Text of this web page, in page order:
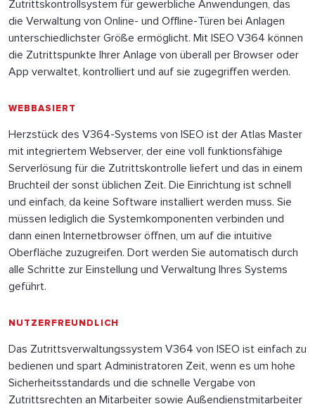
Zutrittskontrollsystem für gewerbliche Anwendungen, das
die Verwaltung von Online- und Offline-Türen bei Anlagen
unterschiedlichster Größe ermöglicht. Mit ISEO V364 können
die Zutrittspunkte Ihrer Anlage von überall per Browser oder
App verwaltet, kontrolliert und auf sie zugegriffen werden.
WEBBASIERT
Herzstück des V364-Systems von ISEO ist der Atlas Master
mit integriertem Webserver, der eine voll funktionsfähige
Serverlösung für die Zutrittskontrolle liefert und das in einem
Bruchteil der sonst üblichen Zeit. Die Einrichtung ist schnell
und einfach, da keine Software installiert werden muss. Sie
müssen lediglich die Systemkomponenten verbinden und
dann einen Internetbrowser öffnen, um auf die intuitive
Oberfläche zuzugreifen. Dort werden Sie automatisch durch
alle Schritte zur Einstellung und Verwaltung Ihres Systems
geführt.
NUTZERFREUNDLICH
Das Zutrittsverwaltungssystem V364 von ISEO ist einfach zu
bedienen und spart Administratoren Zeit, wenn es um hohe
Sicherheitsstandards und die schnelle Vergabe von
Zutrittsrechten an Mitarbeiter sowie Außendienstmitarbeiter